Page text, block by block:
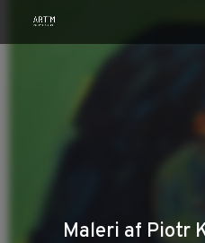
Maleri af Piotr